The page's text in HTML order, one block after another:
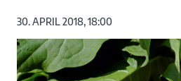
30. APRIL 2018, 18:00